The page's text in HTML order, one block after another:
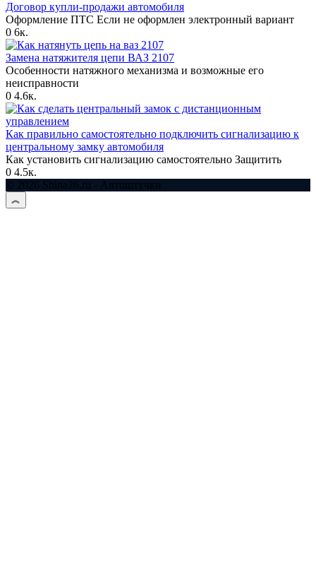
Договор купли-продажи автомобиля
Оформление ПТС Если не оформлен электронный вариант
0 6к.
Замена натяжителя цепи ВАЗ 2107
Особенности натяжного механизма и возможные его
неисправности
0 4.6к.
Как правильно самостоятельно подключить сигнализацию к
центральному замку автомобиля
Как установить сигнализацию самостоятельно Защитить
0 4.5к.
© 2026 Shina26.ru - Автоштучки